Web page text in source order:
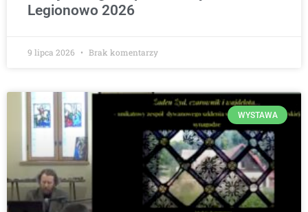
Legionowo 2026
9 lipca 2026 Brak komentarzy
WYSTAWA